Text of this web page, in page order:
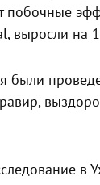
побочные
выросли на
были
в